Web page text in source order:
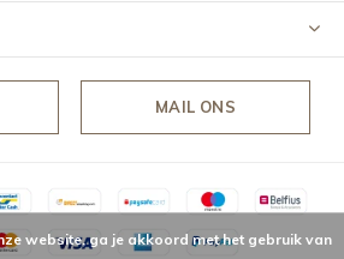
MAIL ONS
website, ga je akkoord met het gebruik van